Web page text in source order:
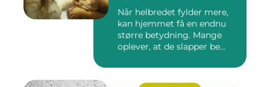
Når helbredet fylder mere,
kan hjemmet få en endnu
større betydning. Mange
oplever, at de slapper be...